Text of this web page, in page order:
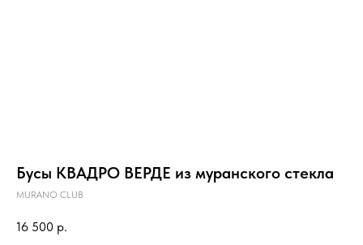
Бусы КВАДРО ВЕРДЕ из муранского стекла
MURANO CLUB
16 500 р.